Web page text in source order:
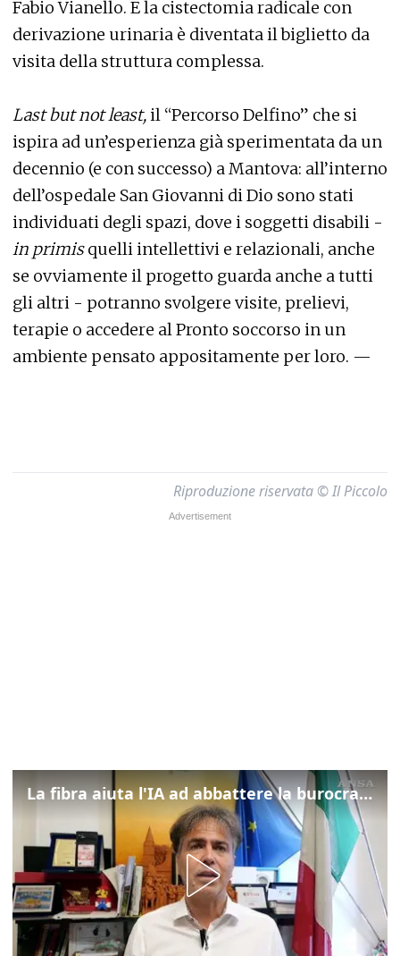
Fabio Vianello. E la cistectomia radicale con
derivazione urinaria è diventata il biglietto da
visita della struttura complessa.
Last but not least,il “Percorso Delfino” che si
ispira ad un’esperienza già sperimentata da un
decennio (e con successo) a Mantova: all’interno
dell’ospedale San Giovanni di Dio sono stati
individuati degli spazi, dove i soggetti disabili -
in primisquelli intellettivi e relazionali, anche
se ovviamente il progetto guarda anche a tutti
gli altri - potranno svolgere visite, prelievi,
terapie o accedere al Pronto soccorso in un
ambiente pensato appositamente per loro. —
Riproduzione riservata © Il Piccolo
La fibra aiuta l'IA ad abbattere la burocrazia, progetto pilota in Veneto